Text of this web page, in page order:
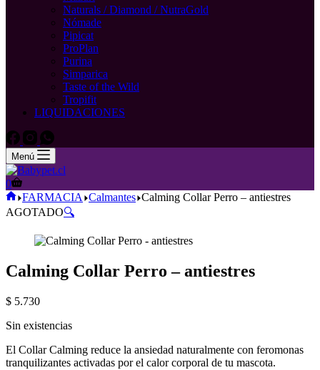
Naturals / Diamond / NutraGold
Nómade
Pipicat
ProPlan
Purina
Simparica
Taste of the Wild
Tropifit
LIQUIDACIONES
Menú
Carro
de
compra
0
Inicio
FARMACIA Calmantes Calming Collar Perro – antiestres
AGOTADO🔍
Calming Collar Perro – antiestres
$ 5.730
Sin existencias
El Collar Calming reduce la ansiedad naturalmente con feromonas
tranquilizantes activadas por el calor corporal de tu mascota.